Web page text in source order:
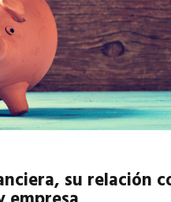
su relación